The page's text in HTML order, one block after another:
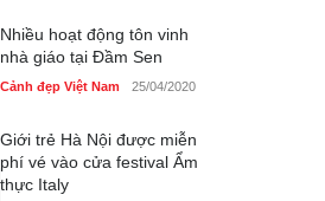
Nhiều hoạt động tôn vinh
nhà giáo tại Đầm Sen
Cảnh đẹp Việt Nam 25/04/2020
Giới trẻ Hà Nội được miễn
phí vé vào cửa festival Ẩm
thực Italy